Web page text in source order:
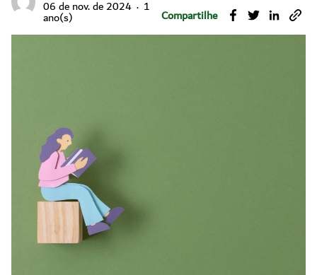
06 de nov. de 2024 1
ano(s) Compartilhe